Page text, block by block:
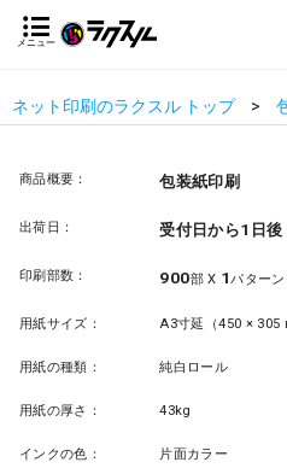
メニュー
ネット印刷のラクスル トップ
商品概要： 包装紙印刷
出荷日： 受付日から1日後
印刷部数： 900部 X 1パターン
用紙サイズ： A3寸延（450 × 305
用紙の種類： 純白ロール
用紙の厚さ： 43kg
インクの色： 片面カラー